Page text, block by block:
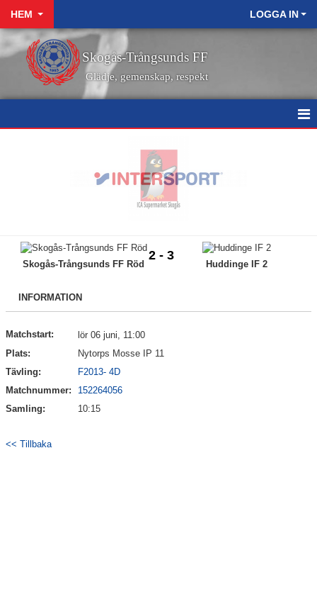
HEM LOGGA IN
Skogås-Trångsunds FF
Glädje, gemenskap, respekt
MATCHER
KONTAKT
FAQ
Skogås-Trångsunds FF Röd
2 - 3
Huddinge IF 2
INFORMATION
Matchstart:
lör 06 juni, 11:00
Plats:
Nytorps Mosse IP 11
Tävling:
F2013- 4D
Matchnummer:
152264056
Samling:
10:15
<< Tillbaka